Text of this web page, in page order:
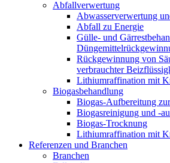
Abfallverwertung
Abwasserverwertung
Abfall zu Energie
Gülle- und
Rückgewinnung von
verbrauchter
Lithiumraffination mit
Biogasbehandlung
Biogas-Aufbereitung
Biogasreinigung und -
Biogas-Trocknung
Lithiumraffination mit
Referenzen und Branchen
Branchen